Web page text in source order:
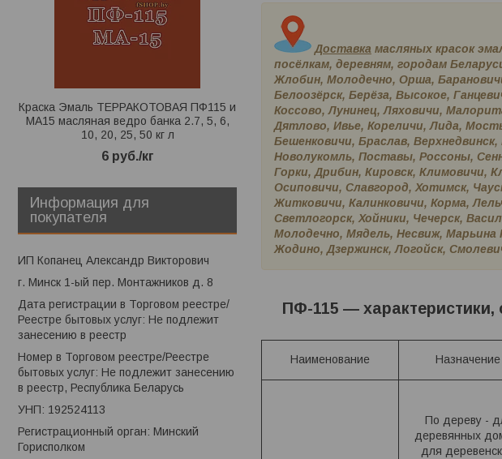
Доставка масляных красок
посёлкам, деревням, городам
Жлобин, Молодечно, Орша,
Белоозёрск, Берёза, Высокое,
Коссово, Лунинец, Ляховичи,
Дятлово, Ивье, Кореличи, Лида,
Бешенковичи, Браслав,
Новолукомль, Поставы, Россоны,
Горки, Дрибин, Кировск, Климовичи,
Осиповичи, Славгород, Хотимск,
Житковичи, Калинковичи, Корма,
Светлогорск, Хойники, Чечерск,
Молодечно, Мядель, Несвиж, Марьина
Жодино, Дзержинск, Логойск,
ПФ-115 — характеристики,
Наименование Назначение
По дереву -
деревянных
для
Краска Эмаль ТЕРРАКОТОВАЯ ПФ115 и
МА15 масляная ведро банка 2.7, 5, 6,
10, 20, 25, 50 кг л
6 руб./кг
Краска FARBITEX ТЕРРАКОТОВАЯ 1.8
кг ПФ-115 и МА-15 Масляная Эмаль
7,20руб./кг
и МА 15
Информация для
покупателя
ИП Копанец Александр Викторович
г. Минск 1-ый пер. Монтажников д. 8
Дата регистрации в Торговом реестре/
Реестре бытовых услуг: Не подлежит
занесению в реестр
Номер в Торговом реестре/Реестре
бытовых услуг: Не подлежит занесению
в реестр, Республика Беларусь
УНП: 192524113
Регистрационный орган: Минский
Горисполком